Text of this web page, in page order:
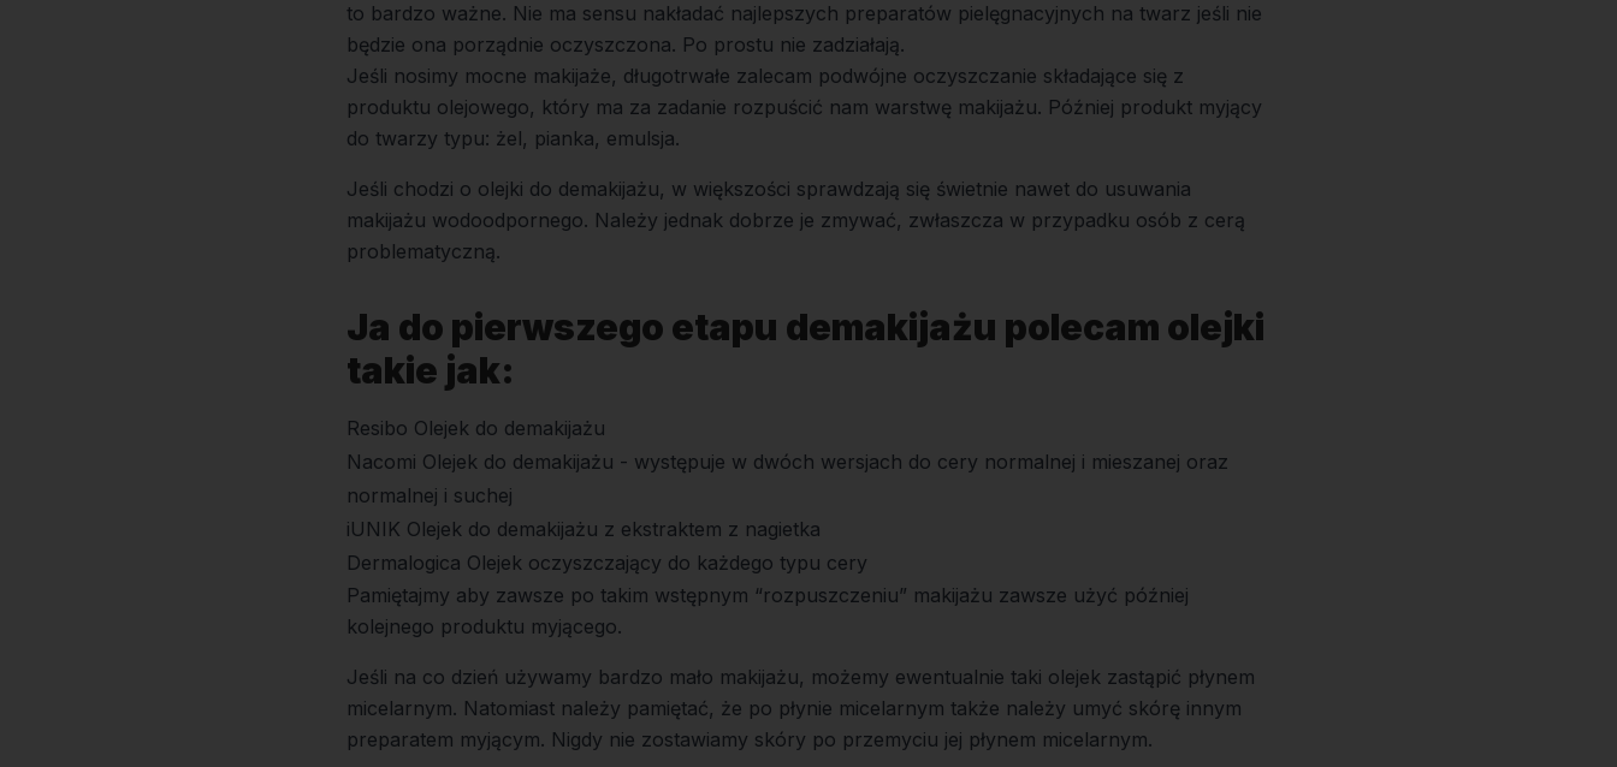
to bardzo ważne. Nie ma sensu nakładać najlepszych preparatów pielęgnacyjnych na twarz jeśli nie
będzie ona porządnie oczyszczona. Po prostu nie zadziałają.
Jeśli nosimy mocne makijaże, długotrwałe zalecam podwójne oczyszczanie składające się z
produktu olejowego, który ma za zadanie rozpuścić nam warstwę makijażu. Później produkt myjący
do twarzy typu: żel, pianka, emulsja.
Jeśli chodzi o olejki do demakijażu, w większości sprawdzają się świetnie nawet do usuwania
makijażu wodoodpornego. Należy jednak dobrze je zmywać, zwłaszcza w przypadku osób z cerą
problematyczną.
Ja do pierwszego etapu demakijażu polecam olejki
takie jak:
Resibo Olejek do demakijażu
Nacomi Olejek do demakijażu - występuje w dwóch wersjach do cery normalnej i mieszanej oraz
normalnej i suchej
iUNIK Olejek do demakijażu z ekstraktem z nagietka
Dermalogica Olejek oczyszczający do każdego typu cery
Pamiętajmy aby zawsze po takim wstępnym “rozpuszczeniu” makijażu zawsze użyć później
kolejnego produktu myjącego.
Jeśli na co dzień używamy bardzo mało makijażu, możemy ewentualnie taki olejek zastąpić płynem
micelarnym. Natomiast należy pamiętać, że po płynie micelarnym także należy umyć skórę innym
preparatem myjącym. Nigdy nie zostawiamy skóry po przemyciu jej płynem micelarnym.